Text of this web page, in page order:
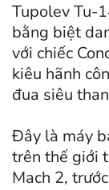
Tupolev Tu-
bằng biệt
với chiếc
kiêu hãnh
đua siêu
Đây là máy
trên thế giới
Mach 2,